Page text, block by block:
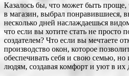
Казалось бы, что может быть
в магазин, выбрал понравившиеся,
несколько дней наслаждаешься
что если вы хотите стать не просто
создателем? Что если вы мечтаете
производство окон, которое
обеспечивать себя и свою семью, но
людям, создавая комфорт и уют в их